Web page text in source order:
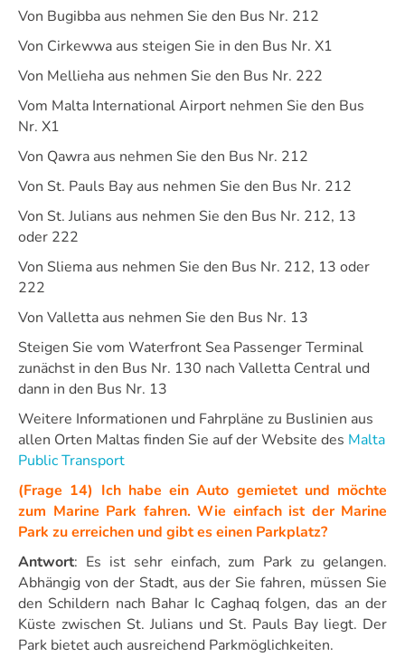
Von Bugibba aus nehmen Sie den Bus Nr. 212
Von Cirkewwa aus steigen Sie in den Bus Nr. X1
Von Mellieha aus nehmen Sie den Bus Nr. 222
Vom Malta International Airport nehmen Sie den Bus
Nr. X1
Von Qawra aus nehmen Sie den Bus Nr. 212
Von St. Pauls Bay aus nehmen Sie den Bus Nr. 212
Von St. Julians aus nehmen Sie den Bus Nr. 212, 13
oder 222
Von Sliema aus nehmen Sie den Bus Nr. 212, 13 oder
222
Von Valletta aus nehmen Sie den Bus Nr. 13
Steigen Sie vom Waterfront Sea Passenger Terminal
zunächst in den Bus Nr. 130 nach Valletta Central und
dann in den Bus Nr. 13
Weitere Informationen und Fahrpläne zu Buslinien aus
allen Orten Maltas finden Sie auf der Website des Malta
Public Transport
(Frage 14) Ich habe ein Auto gemietet und möchte
zum Marine Park fahren. Wie einfach ist der Marine
Park zu erreichen und gibt es einen Parkplatz?
Antwort: Es ist sehr einfach, zum Park zu gelangen.
Abhängig von der Stadt, aus der Sie fahren, müssen Sie
den Schildern nach Bahar Ic Caghaq folgen, das an der
Küste zwischen St. Julians und St. Pauls Bay liegt. Der
Park bietet auch ausreichend Parkmöglichkeiten.